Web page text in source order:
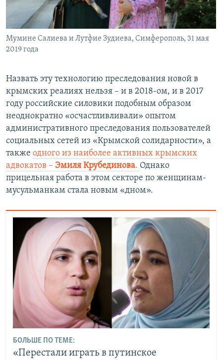
Мумине Салиева и Лутфие Зудиева, Симферополь, 31 мая
2019 года
Назвать эту технологию преследования новой в
крымских реалиях нельзя – и в 2018-ом, и в 2017
году российские силовики подобным образом
неоднократно «осчастливливали» опытом
административного преследования пользователей
социальных сетей из «Крымской солидарности», а
также одного из наиболее активных крымских
адвокатов – Эмиля Крубединова. Однако
прицельная работа в этом секторе по женщинам-
мусульманкам стала новым «дном».
БОЛЬШЕ ПО ТЕМЕ:
«Перестали играть в путинское